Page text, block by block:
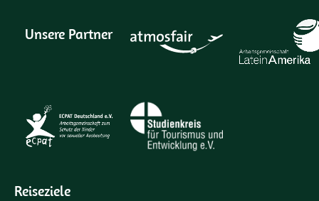
Unsere Partner
Reiseziele